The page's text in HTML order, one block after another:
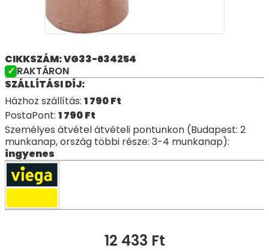
CIKKSZÁM: VG33-634254
RAKTÁRON
SZÁLLÍTÁSI DÍJ:
Házhoz szállítás: 1 790Ft
PostaPont: 1 790Ft
Személyes átvétel átvételi pontunkon (Budapest: 2
munkanap, ország többi része: 3-4 munkanap):
ingyenes
12 433 Ft